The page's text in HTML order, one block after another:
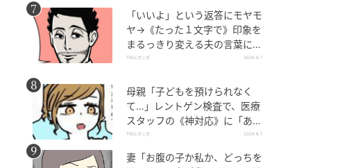
「いいよ」という返答にモヤモ
ヤ→《たった１文字で》印象を
まるっきり変える夫の言葉に
「相手も自分も幸せになる」
TRILLマンガ 2026.8.7
母親「子どもを預けられなく
て…」レントゲン検査で、医療
スタッフの《神対応》に「ある
ある！」「抱っこで来られる
TRILLマンガ 2026.8.7
妻「お腹の子か私か、どっちを